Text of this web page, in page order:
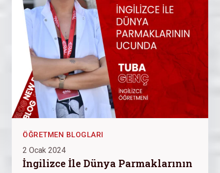
ÖĞRETMEN BLOGLARI
2 Ocak 2024
İngilizce İle Dünya Parmaklarının